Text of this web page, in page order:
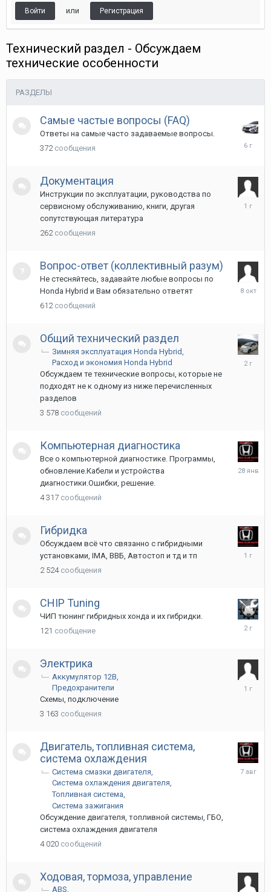
Войти или Регистрация
Технический раздел - Обсуждаем
технические особенности
РАЗДЕЛЫ
Самые частые вопросы (FAQ)
Ответы на самые часто задаваемые вопросы.
372 сообщения
Документация
Инструкции по эксплуатации, руководства по
сервисному обслуживанию, книги, другая
сопутствующая литература
262 сообщения
27
Вопрос-ответ (коллективный разум)
Не стесняйтесь, задавайте любые вопросы по
Honda Hybrid и Вам обязательно ответят
612 сообщений
8
Общий технический раздел
Зимняя эксплуатация Honda Hybrid
Расход и экономия Honda Hybrid
Обсуждаем те технические вопросы, которые не
подходят не к одному из ниже перечисленных
разделов
3 578 сообщений
21
Компьютерная диагностика
Все о компьютерной диагностике. Программы,
обновление.Кабели и устройства
диагностики.Ошибки, решение.
4 317 сообщений
28
Гибридка
Обсуждаем всё что связанно с гибридными
установками, IMA, ВВБ, Автостоп и тд и тп
2 524 сообщения
CHIP Tuning
ЧИП тюнинг гибридных хонда и их гибридки.
121 сообщение
25
Электрика
Аккумулятор 12В
Предохранители
Схемы, подключение
3 163 сообщения
Двигатель, топливная система,
система охлаждения
Система смазки двигателя
Система охлаждения двигателя
Топливная система
Система зажигания
Обсуждение двигателя, топливной системы, ГБО,
система охлаждения двигателя
4 020 сообщений
7
Ходовая, тормоза, управление
ABS